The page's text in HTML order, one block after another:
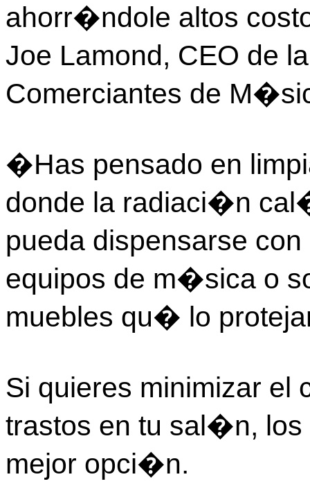
ahorr�ndole altos
Joe Lamond, CEO de
Comerciantes de
�Has pensado en
donde la radiaci�n
pueda dispensarse
equipos de m�sica o
muebles qu� lo
Si quieres minimizar
trastos en tu sal�n, los
mejor opci�n.